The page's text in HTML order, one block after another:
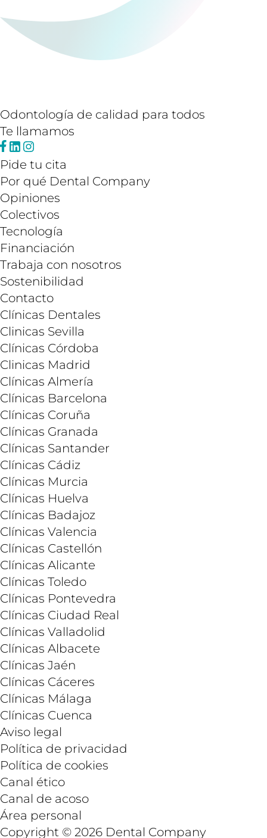
Odontología de calidad para todos
Te llamamos
Pide tu cita
Por qué Dental Company
Opiniones
Colectivos
Tecnología
Financiación
Trabaja con nosotros
Sostenibilidad
Contacto
Clínicas Dentales
Clinicas Sevilla
Clínicas Córdoba
Clinicas Madrid
Clínicas Almería
Clínicas Barcelona
Clínicas Coruña
Clínicas Granada
Clínicas Santander
Clínicas Cádiz
Clínicas Murcia
Clínicas Huelva
Clínicas Badajoz
Clínicas Valencia
Clínicas Castellón
Clínicas Alicante
Clínicas Toledo
Clínicas Pontevedra
Clínicas Ciudad Real
Clínicas Valladolid
Clínicas Albacete
Clínicas Jaén
Clínicas Cáceres
Clínicas Málaga
Clínicas Cuenca
Aviso legal
Política de privacidad
Política de cookies
Canal ético
Canal de acoso
Área personal
Copyright © 2026 Dental Company